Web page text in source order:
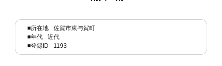
■所在地
佐賀市東与賀町
■年代
近代
■登録ID
1193